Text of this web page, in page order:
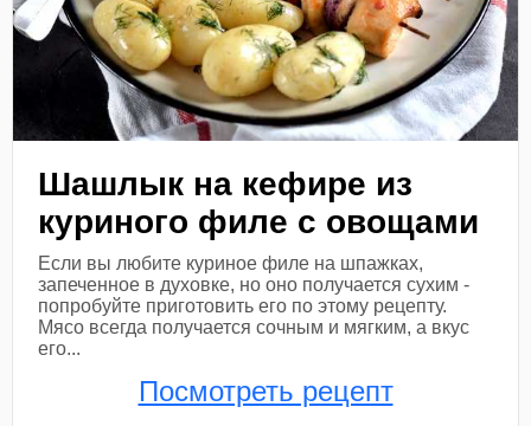
Шашлык на кефире из
куриного филе с овощами
Если вы любите куриное филе на шпажках,
запеченное в духовке, но оно получается сухим -
попробуйте приготовить его по этому рецепту.
Мясо всегда получается сочным и мягким, а вкус
его...
Посмотреть рецепт